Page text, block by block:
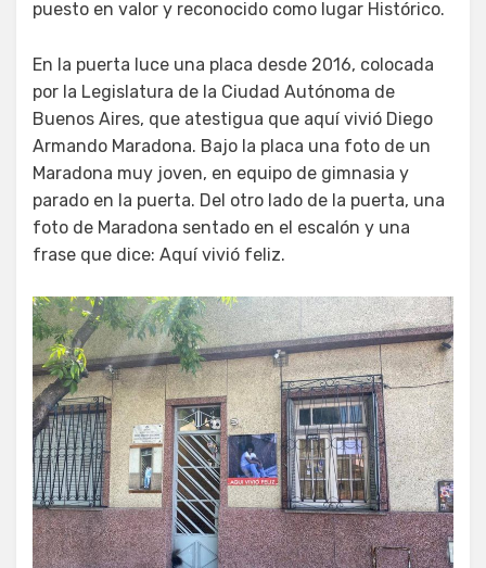
puesto en valor y reconocido como lugar Histórico.
En la puerta luce una placa desde 2016, colocada
por la Legislatura de la Ciudad Autónoma de
Buenos Aires, que atestigua que aquí vivió Diego
Armando Maradona. Bajo la placa una foto de un
Maradona muy joven, en equipo de gimnasia y
parado en la puerta. Del otro lado de la puerta, una
foto de Maradona sentado en el escalón y una
frase que dice: Aquí vivió feliz.